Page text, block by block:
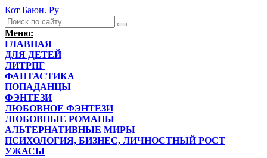
Кот Баюн. Ру
Меню:
ГЛАВНАЯ
ДЛЯ ДЕТЕЙ
ЛИТРПГ
ФАНТАСТИКА
ПОПАДАНЦЫ
ФЭНТЕЗИ
ЛЮБОВНОЕ ФЭНТЕЗИ
ЛЮБОВНЫЕ РОМАНЫ
АЛЬТЕРНАТИВНЫЕ МИРЫ
ПСИХОЛОГИЯ, БИЗНЕС, ЛИЧНОСТНЫЙ РОСТ
УЖАСЫ